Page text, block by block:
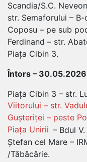
Scandia/S.C.
str. Semaforului –
Coposu – pe sub
Ferdinand – str.
Piața Cibin 3.
Întors –
Piața Cibin 3 – str.
Viitorului – str.
Gușteriței – peste
Piața Unirii – Bdul
Ștefan cel Mare –
/Tăbăcărie.